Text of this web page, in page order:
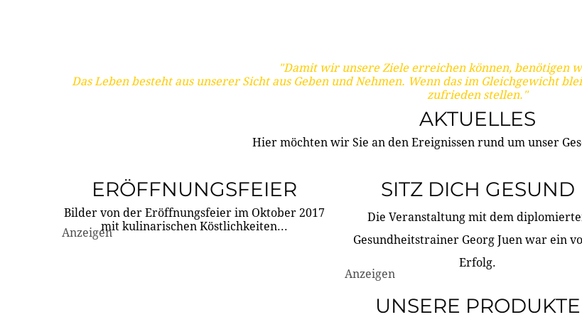
"Damit wir unsere Ziele erreichen können, benötigen
Das Leben besteht aus unserer Sicht aus Geben und Nehmen. Wenn das im Gleichgewicht
zufrieden stellen."
AKTUELLES
Hier möchten wir Sie an den Ereignissen rund um unser
ERÖFFNUNGSFEIER
Bilder von der Eröffnungsfeier im Oktober 2017
mit kulinarischen Köstlichkeiten...
Anzeigen
SITZ DICH GESUND
Die Veranstaltung mit dem
Gesundheitstrainer Georg Juen war ein
Erfolg.
Anzeigen
UNSERE PRODUKTE